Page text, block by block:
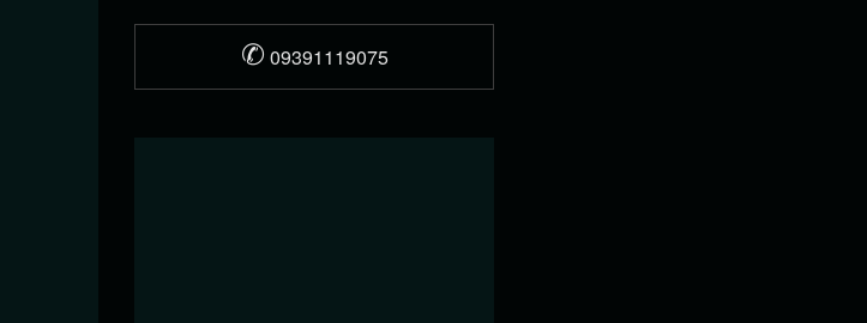
✆ 09391119075